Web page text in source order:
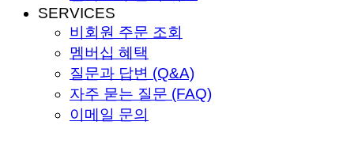
SERVICES
비회원 주문 조회
멤버십 혜택
질문과 답변 (Q&A)
자주 묻는 질문 (FAQ)
이메일 문의